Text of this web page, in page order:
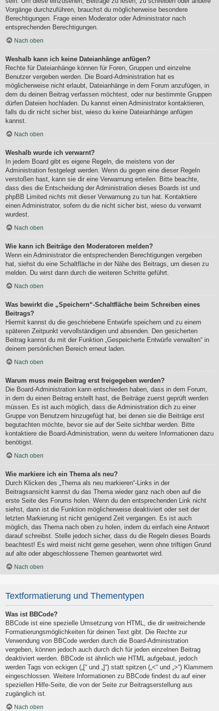
Vorgänge durchzuführen, brauchst du möglicherweise besondere
Berechtigungen. Frage einen Moderator oder Administrator nach
entsprechenden Berechtigungen.
Nach oben
Weshalb kann ich keine Dateianhänge anfügen?
Rechte für Dateianhänge können für Foren, Gruppen und einzelne
Benutzer vergeben werden. Die Board-Administration hat es
möglicherweise nicht erlaubt, Dateianhänge in dem Forum anzufügen, in
dem du deinen Beitrag verfassen möchtest, oder nur bestimmte Gruppen
dürfen Dateien hochladen. Du kannst einen Administrator kontaktieren,
falls du dir nicht sicher bist, wieso du keine Dateianhänge anfügen
kannst.
Nach oben
Weshalb wurde ich verwarnt?
In jedem Board gibt es eigene Regeln, die meistens von der
Administration festgelegt werden. Wenn du gegen eine dieser Regeln
verstoßen hast, kann sie dir eine Verwarnung erteilen. Bitte beachte,
dass dies die Entscheidung der Administration dieses Boards ist und
phpBB Limited nichts mit dieser Verwarnung zu tun hat. Kontaktiere
einen Administrator, sofern du die nicht sicher bist, wieso du verwarnt
wurdest.
Nach oben
Wie kann ich Beiträge den Moderatoren melden?
Wenn ein Administrator die entsprechenden Berechtigungen vergeben
hat, siehst du eine Schaltfläche in der Nähe des Beitrags, um diesen zu
melden. Du wirst dann durch die weiteren Schritte geführt.
Nach oben
Was bewirkt die „Speichern“-Schaltfläche beim Schreiben eines
Beitrags?
Hiermit kannst du die geschriebene Entwürfe speichern und zu einem
späteren Zeitpunkt vervollständigen und absenden. Den gesicherten
Beitrag kannst du mit der Funktion „Gespeicherte Entwürfe verwalten“ in
deinem persönlichen Bereich erneut laden.
Nach oben
Warum muss mein Beitrag erst freigegeben werden?
Die Board-Administration kann entschieden haben, dass in dem Forum,
in dem du einen Beitrag erstellt hast, die Beiträge zuerst geprüft werden
müssen. Es ist auch möglich, dass die Administration dich zu einer
Gruppe von Benutzern hinzugefügt hat, bei denen sie die Beiträge erst
begutachten möchte, bevor sie auf der Seite sichtbar werden. Bitte
kontaktiere die Board-Administration, wenn du weitere Informationen dazu
benötigst.
Nach oben
Wie markiere ich ein Thema als neu?
Durch Klicken des „Thema als neu markieren“-Links in der
Beitragsansicht kannst du das Thema wieder ganz nach oben auf die
erste Seite des Forums holen. Wenn du den entsprechenden Link nicht
siehst, dann ist die Funktion möglicherweise deaktiviert oder seit der
letzten Markierung ist nicht genügend Zeit vergangen. Es ist auch
möglich, das Thema nach oben zu holen, indem du einfach eine Antwort
darauf schreibst. Stelle jedoch sicher, dass du die Regeln dieses Boards
beachtest! Es wird meist nicht gerne gesehen, wenn ohne triftigen Grund
auf alte oder abgeschlossene Themen geantwortet wird.
Nach oben
Textformatierung und Thementypen
Was ist BBCode?
BBCode ist eine spezielle Umsetzung von HTML, die dir weitreichende
Formatierungsmöglichkeiten für deinen Text gibt. Die Rechte zur
Verwendung von BBCode werden durch die Board-Administration
vergeben, können jedoch auch durch dich für jeden einzelnen Beitrag
deaktiviert werden. BBCode ist ähnlich wie HTML aufgebaut, jedoch
werden Tags von eckigen („[“ und „]“) statt spitzen („<“ und „>“) Klammern
eingeschlossen. Weitere Informationen zu BBCode findest du auf einer
speziellen Hilfe-Seite, die von der Seite zur Beitragserstellung aus
zugänglich ist.
Nach oben